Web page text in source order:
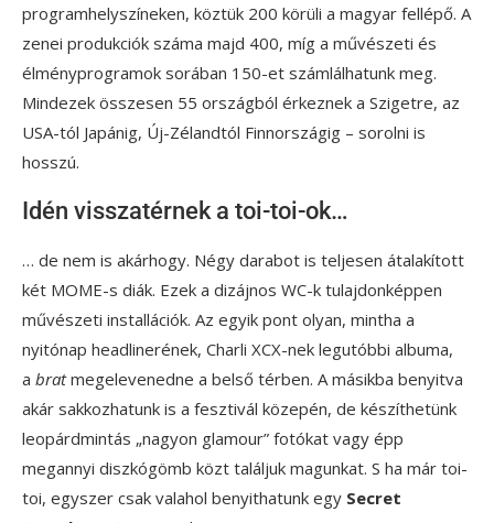
programhelyszíneken, köztük 200 körüli a magyar fellépő. A
zenei produkciók száma majd 400, míg a művészeti és
élményprogramok sorában 150-et számlálhatunk meg.
Mindezek összesen 55 országból érkeznek a Szigetre, az
USA-tól Japánig, Új-Zélandtól Finnországig – sorolni is
hosszú.
Idén visszatérnek a toi-toi-ok…
… de nem is akárhogy. Négy darabot is teljesen átalakított
két MOME-s diák. Ezek a dizájnos WC-k tulajdonképpen
művészeti installációk. Az egyik pont olyan, mintha a
nyitónap headlinerének, Charli XCX-nek legutóbbi albuma,
a bratmegelevenedne a belső térben. A másikba benyitva
akár sakkozhatunk is a fesztivál közepén, de készíthetünk
leopárdmintás „nagyon glamour” fotókat vagy épp
megannyi diszkógömb közt találjuk magunkat. S ha már toi-
toi, egyszer csak valahol benyithatunk egy Secret